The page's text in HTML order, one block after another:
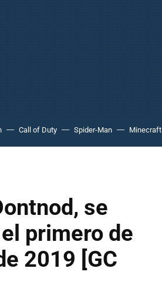
Call of Duty Spider-Man Minecraft
se
primero de
2019 [GC